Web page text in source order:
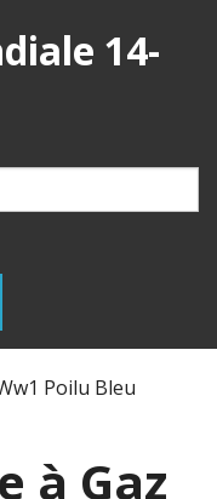
14-
Poilu Bleu
à Gaz